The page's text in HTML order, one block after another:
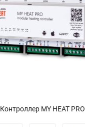
Контроллер MY HEAT PRO